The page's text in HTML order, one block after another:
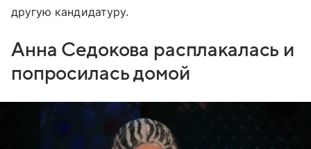
другую кандидатуру.
Анна Седокова расплакалась и
попросилась домой